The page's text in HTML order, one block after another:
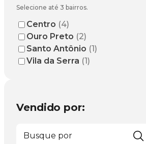
Selecione até 3 bairros.
Centro (4)
Ouro Preto (2)
Santo Antônio (1)
Vila da Serra (1)
Vendido por: